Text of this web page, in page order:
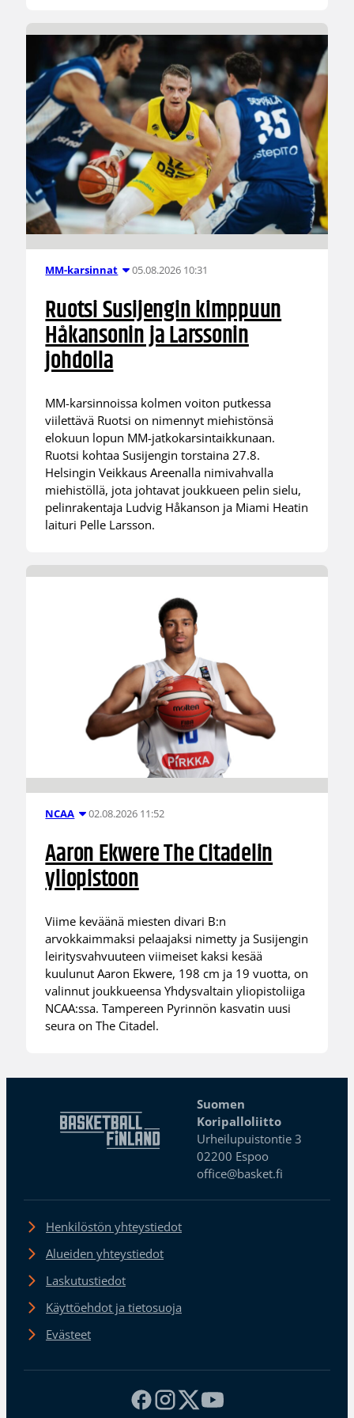
MM-karsinnat 05.08.2026 10:31
Ruotsi Susijengin kimppuun
Håkansonin ja Larssonin
johdolla
MM-karsinnoissa kolmen voiton putkessa
viilettävä Ruotsi on nimennyt miehistönsä
elokuun lopun MM-jatkokarsintaikkunaan.
Ruotsi kohtaa Susijengin torstaina 27.8.
Helsingin Veikkaus Areenalla nimivahvalla
miehistöllä, jota johtavat joukkueen pelin sielu,
pelinrakentaja Ludvig Håkanson ja Miami Heatin
laituri Pelle Larsson.
NCAA 02.08.2026 11:52
Aaron Ekwere The Citadelin
yliopistoon
Viime keväänä miesten divari B:n
arvokkaimmaksi pelaajaksi nimetty ja Susijengin
leiritysvahvuuteen viimeiset kaksi kesää
kuulunut Aaron Ekwere, 198 cm ja 19 vuotta, on
valinnut joukkueensa Yhdysvaltain yliopistoliiga
NCAA:ssa. Tampereen Pyrinnön kasvatin uusi
seura on The Citadel.
Suomen
Koripalloliitto
Urheilupuistontie 3
02200 Espoo
office@basket.fi
Henkilöstön yhteystiedot
Alueiden yhteystiedot
Laskutustiedot
Käyttöehdot ja tietosuoja
Evästeet